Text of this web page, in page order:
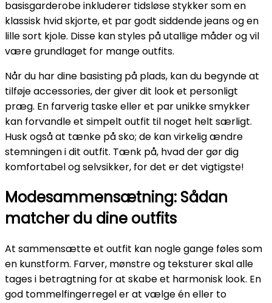
basisgarderobe inkluderer tidsløse stykker som en
klassisk hvid skjorte, et par godt siddende jeans og en
lille sort kjole. Disse kan styles på utallige måder og vil
være grundlaget for mange outfits.
Når du har dine basisting på plads, kan du begynde at
tilføje accessories, der giver dit look et personligt
præg. En farverig taske eller et par unikke smykker
kan forvandle et simpelt outfit til noget helt særligt.
Husk også at tænke på sko; de kan virkelig ændre
stemningen i dit outfit. Tænk på, hvad der gør dig
komfortabel og selvsikker, for det er det vigtigste!
Modesammensætning: Sådan
matcher du dine outfits
At sammensætte et outfit kan nogle gange føles som
en kunstform. Farver, mønstre og teksturer skal alle
tages i betragtning for at skabe et harmonisk look. En
god tommelfingerregel er at vælge én eller to